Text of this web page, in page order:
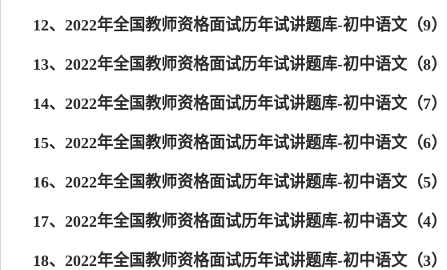
12、2022年全国教师资格面试历年试讲题库-初中语文（9）
13、2022年全国教师资格面试历年试讲题库-初中语文（8）
14、2022年全国教师资格面试历年试讲题库-初中语文（7）
15、2022年全国教师资格面试历年试讲题库-初中语文（6）
16、2022年全国教师资格面试历年试讲题库-初中语文（5）
17、2022年全国教师资格面试历年试讲题库-初中语文（4）
18、2022年全国教师资格面试历年试讲题库-初中语文（3）